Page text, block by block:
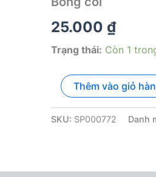
25.000 ₫
Trạng thái: Còn 1
Bóng
cói
lượng
Thêm vào giỏ
SKU: SP000772 Danh